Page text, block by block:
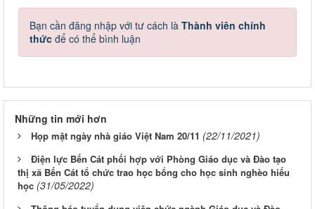
Bạn cần đăng nhập với tư cách là Thành viên chính
thức để có thể bình luận
Những tin mới hơn
Họp mặt ngày nhà giáo Việt Nam 20/11 (22/11/2021)
Điện lực Bến Cát phối hợp với Phòng Giáo dục và Đào tạo
thị xã Bến Cát tổ chức trao học bổng cho học sinh nghèo hiếu
học (31/05/2022)